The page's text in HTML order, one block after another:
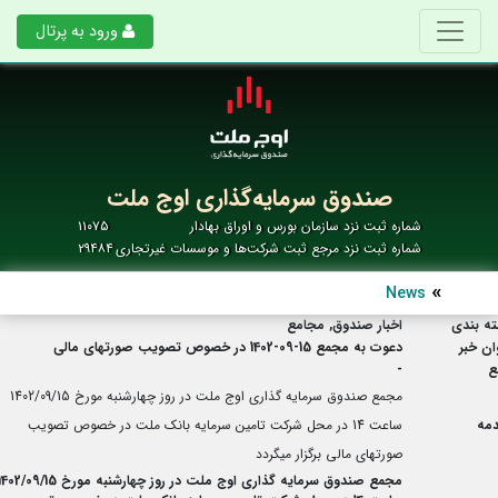
ورود به پرتال
صندوق سرمایه‌گذاری اوج ملت
شماره ثبت نزد سازمان بورس و اوراق بهادار
۱۱۰۷۵
شماره ثبت نزد مرجع ثبت شرکت‌ها و موسسات غیرتجاری۲۹۴۸۴
News
بندی
اخبار صندوق, مجامع
خبر
دعوت به مجمع 15-09-1402 در خصوص تصویب صورتهای مالی
-
مجمع صندوق سرمایه گذاری اوج ملت در روز چهارشنبه مورخ 1402/09/15
ساعت 14 در محل شرکت تامین سرمایه بانک ملت در خصوص تصویب
صورتهای مالی برگزار میگردد
مجمع صندوق سرمایه گذاری اوج ملت در روز چهارشنبه مورخ